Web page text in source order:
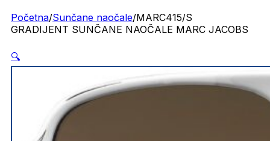
Početna/Sunčane naočale/MARC415/S
GRADIJENT SUNČANE NAOČALE MARC JACOBS
🔍